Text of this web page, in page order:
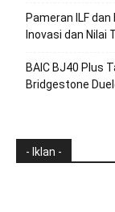
Pameran ILF
Inovasi dan Nilai
BAIC BJ40 Plus
Bridgestone
- Iklan -